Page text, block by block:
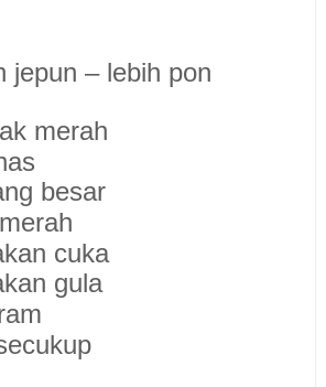
jepun – lebih pon
merah
besar
cuka
gula